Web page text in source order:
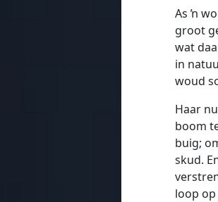
As ŉ
groot
wat
in
woud
Haar
boom
buig;
skud.
loop